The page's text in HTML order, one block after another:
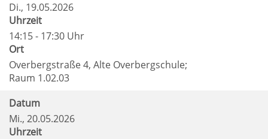
Di., 19.05.2026
Uhrzeit
14:15 - 17:30 Uhr
Ort
Overbergstraße 4, Alte Overbergschule;
Raum 1.02.03
Datum
Mi., 20.05.2026
Uhrzeit